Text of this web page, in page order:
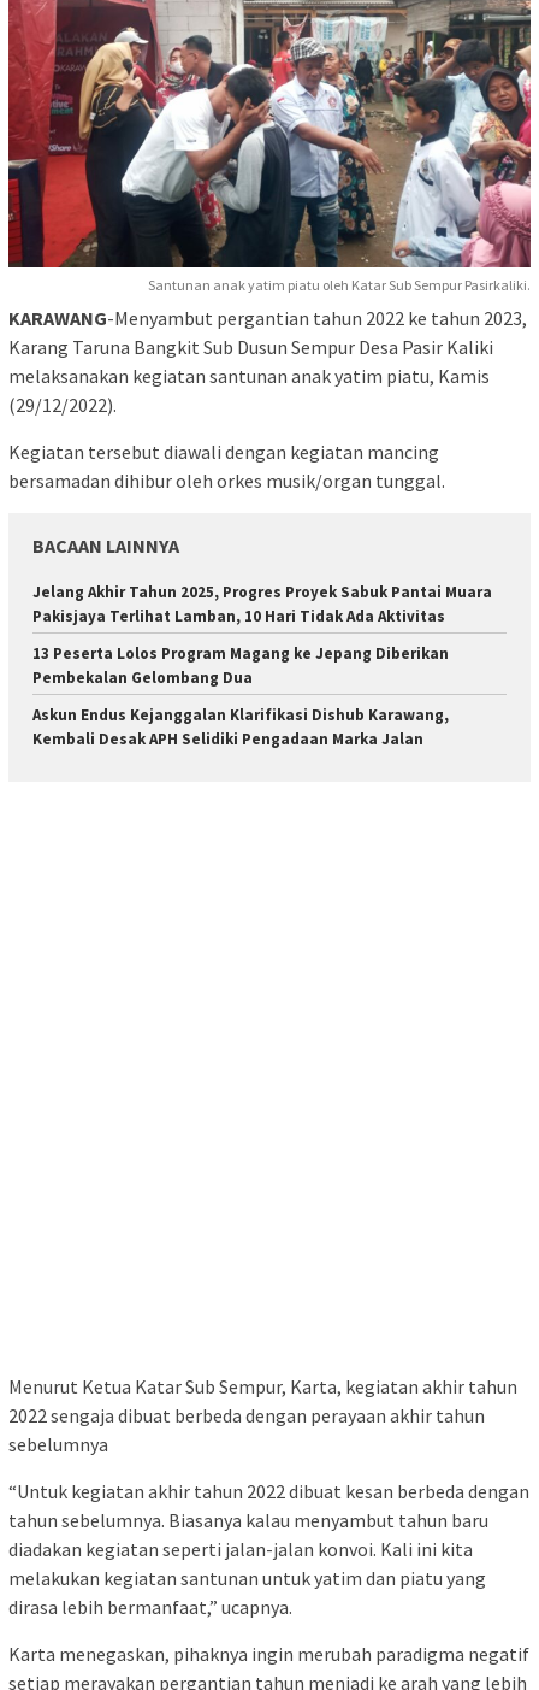
Santunan anak yatim piatu oleh Katar Sub Sempur Pasirkaliki.
KARAWANG-Menyambut pergantian tahun 2022 ke tahun 2023,
Karang Taruna Bangkit Sub Dusun Sempur Desa Pasir Kaliki
melaksanakan kegiatan santunan anak yatim piatu, Kamis
(29/12/2022).
Kegiatan tersebut diawali dengan kegiatan mancing
bersamadan dihibur oleh orkes musik/organ tunggal.
BACAAN LAINNYA
Jelang Akhir Tahun 2025, Progres Proyek Sabuk Pantai Muara
Pakisjaya Terlihat Lamban, 10 Hari Tidak Ada Aktivitas
13 Peserta Lolos Program Magang ke Jepang Diberikan
Pembekalan Gelombang Dua
Askun Endus Kejanggalan Klarifikasi Dishub Karawang,
Kembali Desak APH Selidiki Pengadaan Marka Jalan
Menurut Ketua Katar Sub Sempur, Karta, kegiatan akhir tahun
2022 sengaja dibuat berbeda dengan perayaan akhir tahun
sebelumnya
“Untuk kegiatan akhir tahun 2022 dibuat kesan berbeda dengan
tahun sebelumnya. Biasanya kalau menyambut tahun baru
diadakan kegiatan seperti jalan-jalan konvoi. Kali ini kita
melakukan kegiatan santunan untuk yatim dan piatu yang
dirasa lebih bermanfaat,” ucapnya.
Karta menegaskan, pihaknya ingin merubah paradigma negatif
setiap merayakan pergantian tahun menjadi ke arah yang lebih